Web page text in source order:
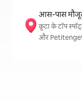
आस-पास
कूटा के टॉप
और Petitenget